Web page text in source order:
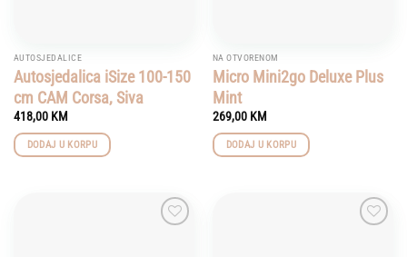
AUTOSJEDALICE
Autosjedalica iSize 100-150
cm CAM Corsa, Siva
418,00 KM
DODAJ U KORPU
NA OTVORENOM
Micro Mini2go Deluxe Plus
Mint
269,00 KM
DODAJ U KORPU